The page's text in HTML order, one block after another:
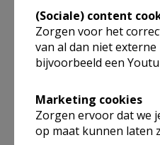
Niet gevonden wat je zocht?
gegevens van andere
(Sociale) content
Zorgen voor het
van al dan niet externe
bijvoorbeeld een
Marketing cookies
Zorgen ervoor dat we
op maat kunnen laten